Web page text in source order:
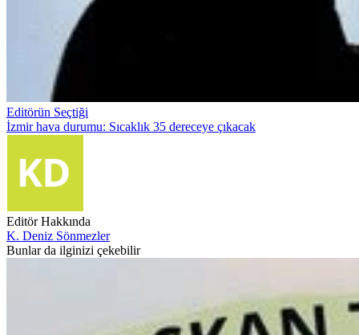
Editörün Seçtiği
İzmir hava durumu: Sıcaklık 35 dereceye çıkacak
Editör Hakkında
K. Deniz Sönmezler
Bunlar da ilginizi çekebilir